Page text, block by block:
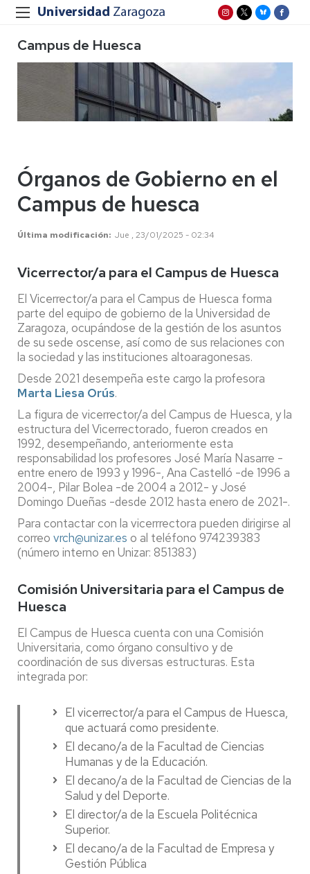
Campus de Huesca
Órganos de Gobierno en el
Campus de huesca
Última modificación Jue , 23/01/2025 - 02:34
Vicerrector/a para el Campus de Huesca
El Vicerrector/a para el Campus de Huesca forma
parte del equipo de gobierno de la Universidad de
Zaragoza, ocupándose de la gestión de los asuntos
de su sede oscense, así como de sus relaciones con
la sociedad y las instituciones altoaragonesas.
Desde 2021 desempeña este cargo la profesora
Marta Liesa Orús.
La figura de vicerrector/a del Campus de Huesca, y la
estructura del Vicerrectorado, fueron creados en
1992, desempeñando, anteriormente esta
responsabilidad los profesores José María Nasarre -
entre enero de 1993 y 1996-, Ana Castelló -de 1996 a
2004-, Pilar Bolea -de 2004 a 2012- y José
Domingo Dueñas -desde 2012 hasta enero de 2021-.
Para contactar con la vicerrrectora pueden dirigirse al
correo vrch@unizar.es o al teléfono 974239383
(número interno en Unizar: 851383)
Comisión Universitaria para el Campus de
Huesca
El Campus de Huesca cuenta con una Comisión
Universitaria, como órgano consultivo y de
coordinación de sus diversas estructuras. Esta
integrada por:
El vicerrector/a para el Campus de Huesca,
que actuará como presidente.
El decano/a de la Facultad de Ciencias
Humanas y de la Educación.
El decano/a de la Facultad de Ciencias de la
Salud y del Deporte.
El director/a de la Escuela Politécnica
Superior.
El decano/a de la Facultad de Empresa y
Gestión Pública